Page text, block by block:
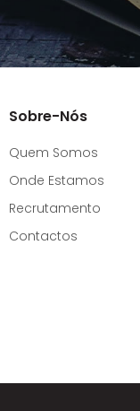
Sobre-Nós
Quem Somos
Onde Estamos
Recrutamento
Contactos